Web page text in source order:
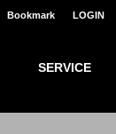
LOGIN
Bookmark
SERVICE